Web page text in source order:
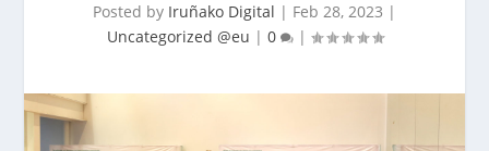
Posted by Iruñako Digital | Feb 28, 2023 |
Uncategorized @eu | 0 |